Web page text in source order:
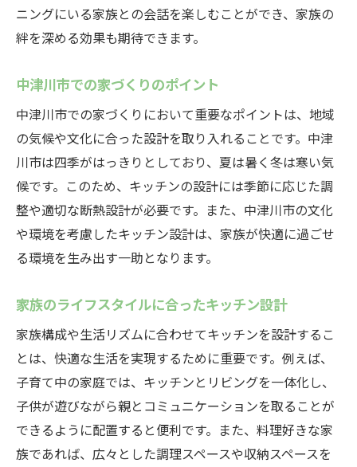
ニングにいる家族との会話を楽しむことができ、家族の
絆を深める効果も期待できます。
中津川市での家づくりのポイント
中津川市での家づくりにおいて重要なポイントは、地域
の気候や文化に合った設計を取り入れることです。中津
川市は四季がはっきりとしており、夏は暑く冬は寒い気
候です。このため、キッチンの設計には季節に応じた調
整や適切な断熱設計が必要です。また、中津川市の文化
や環境を考慮したキッチン設計は、家族が快適に過ごせ
る環境を生み出す一助となります。
家族のライフスタイルに合ったキッチン設計
家族構成や生活リズムに合わせてキッチンを設計するこ
とは、快適な生活を実現するために重要です。例えば、
子育て中の家庭では、キッチンとリビングを一体化し、
子供が遊びながら親とコミュニケーションを取ることが
できるように配置すると便利です。また、料理好きな家
族であれば、広々とした調理スペースや収納スペースを